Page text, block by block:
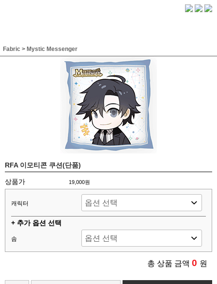
Fabric > Mystic Messenger
RFA 이모티콘 쿠션(단품)
상품가 19,000원
캐릭터
+ 추가 옵션 선택
솜
총 상품 금액 0 원